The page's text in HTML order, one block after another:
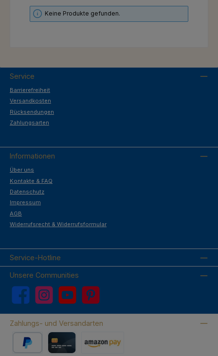
Keine Produkte gefunden.
Service
Barrierefreiheit
Versandkosten
Rücksendungen
Zahlungsarten
Informationen
Über uns
Kontakte & FAQ
Datenschutz
Impressum
AGB
Widerrufsrecht & Widerrufsformular
Service-Hotline
Unsere Communities
Facebook Instagram YouTube Pinterest
Zahlungs- und Versandarten